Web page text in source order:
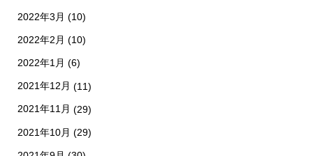
2022年3月 (10)
2022年2月 (10)
2022年1月 (6)
2021年12月 (11)
2021年11月 (29)
2021年10月 (29)